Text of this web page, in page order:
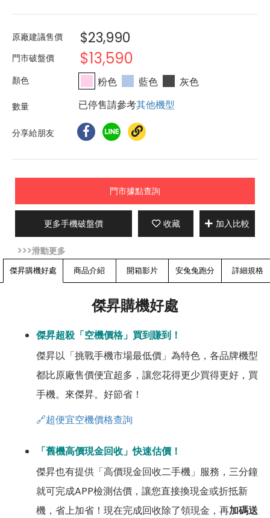
原廠建議售價 $23,990
門市破盤價 $13,590
粉色 藍色
灰色
已停售請參考其他機型
分享給朋友
門市據點查詢
更多手機破盤價 收藏 加入比較
傑昇購機好處 商品介紹 開箱影片 安兔兔跑分 詳細規格
傑昇購機好處
傑昇超殺「空機價格」買到賺到！
傑昇以「挑戰手機市場最低價」為特色，各品牌機型
都比原廠售價便宜超多，讓您花得更少買得更好，買
手機。來傑昇。好節省！
🔗超便宜空機價格查詢
「舊機高價現金回收」快速估價！
傑昇也有提供「高價現金回收二手機」服務，三分鐘
就可完成APP檢測估價，讓您直接換現金或折抵新
機，省上加省！現在完成回收除了領現金，再加碼送